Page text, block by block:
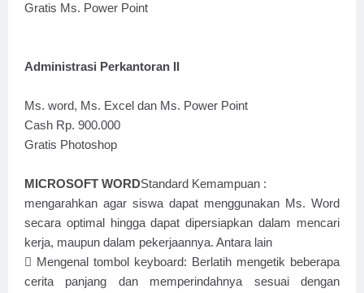
Gratis Ms. Power Point
Administrasi Perkantoran II
Ms. word, Ms. Excel dan Ms. Power Point
Cash Rp. 900.000
Gratis Photoshop
MICROSOFT WORDStandard Kemampuan :
mengarahkan agar siswa dapat menggunakan Ms. Word
secara optimal hingga dapat dipersiapkan dalam mencari
kerja, maupun dalam pekerjaannya. Antara lain
 Mengenal tombol keyboard: Berlatih mengetik beberapa
cerita panjang dan memperindahnya sesuai dengan